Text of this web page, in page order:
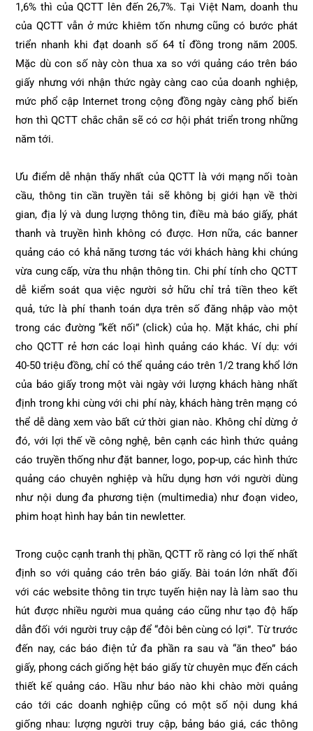
1,6% thì của QCTT lên đến 26,7%. Tại Việt Nam, doanh thu
của QCTT vẫn ở mức khiêm tốn nhưng cũng có bước phát
triển nhanh khi đạt doanh số 64 tỉ đồng trong năm 2005.
Mặc dù con số này còn thua xa so với quảng cáo trên báo
giấy nhưng với nhận thức ngày càng cao của doanh nghiệp,
mức phổ cập Internet trong cộng đồng ngày càng phổ biến
hơn thì QCTT chắc chắn sẽ có cơ hội phát triển trong những
năm tới.
Ưu điểm dễ nhận thấy nhất của QCTT là với mạng nối toàn
cầu, thông tin cần truyền tải sẽ không bị giới hạn về thời
gian, địa lý và dung lượng thông tin, điều mà báo giấy, phát
thanh và truyền hình không có được. Hơn nữa, các banner
quảng cáo có khả năng tương tác với khách hàng khi chúng
vừa cung cấp, vừa thu nhận thông tin. Chi phí tính cho QCTT
dễ kiểm soát qua việc người sở hữu chỉ trả tiền theo kết
quả, tức là phí thanh toán dựa trên số đăng nhập vào một
trong các đường “kết nối” (click) của họ. Mặt khác, chi phí
cho QCTT rẻ hơn các loại hình quảng cáo khác. Ví dụ: với
40-50 triệu đồng, chỉ có thể quảng cáo trên 1/2 trang khổ lớn
của báo giấy trong một vài ngày với lượng khách hàng nhất
định trong khi cùng với chi phí này, khách hàng trên mạng có
thể dễ dàng xem vào bất cứ thời gian nào. Không chỉ dừng ở
đó, với lợi thế về công nghệ, bên cạnh các hình thức quảng
cáo truyền thống như đặt banner, logo, pop-up, các hình thức
quảng cáo chuyên nghiệp và hữu dụng hơn với người dùng
như nội dung đa phương tiện (multimedia) như đoạn video,
phim hoạt hình hay bản tin newletter.
Trong cuộc cạnh tranh thị phần, QCTT rõ ràng có lợi thế nhất
định so với quảng cáo trên báo giấy. Bài toán lớn nhất đối
với các website thông tin trực tuyến hiện nay là làm sao thu
hút được nhiều người mua quảng cáo cũng như tạo độ hấp
dẫn đối với người truy cập để “đôi bên cùng có lợi”. Từ trước
đến nay, các báo điện tử đa phần ra sau và “ăn theo” báo
giấy, phong cách giống hệt báo giấy từ chuyên mục đến cách
thiết kế quảng cáo. Hầu như báo nào khi chào mời quảng
cáo tới các doanh nghiệp cũng có một số nội dung khá
giống nhau: lượng người truy cập, bảng báo giá, các thông